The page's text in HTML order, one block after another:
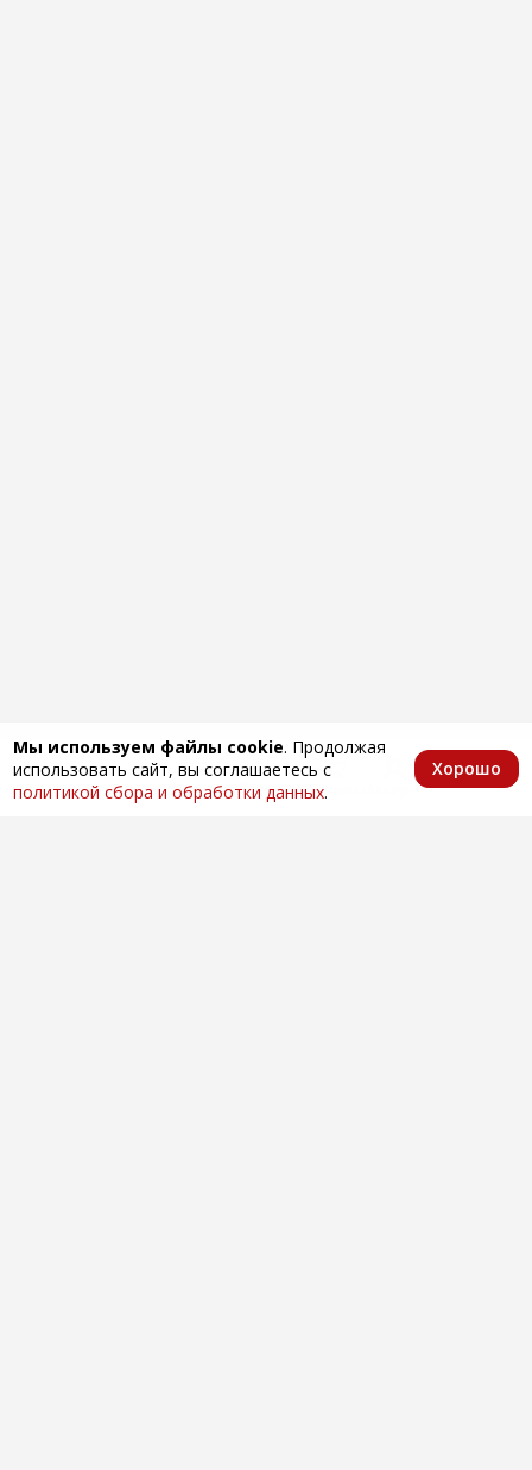
Мы используем файлы cookie. Продолжая
использовать сайт, вы соглашаетесь с
политикой сбора и обработки данных.
Хорошо
Главная КаталогИзбранноеКорзина Аккаунт